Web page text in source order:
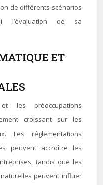
de différents scénarios
l’évaluation de sa
ET
les préoccupations
croissant sur les
Les réglementations
peuvent accroître les
tandis que les
peuvent influer